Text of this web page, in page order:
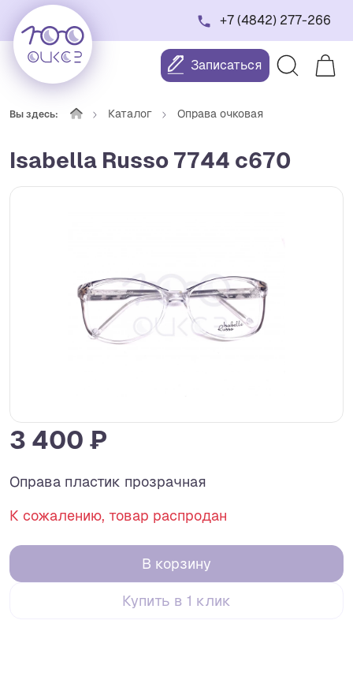
+7 (4842) 277-266
Записаться
Вы здесь: Каталог Оправа очковая
Isabella Russo 7744 с670
3 400 ₽
Оправа пластик прозрачная
К сожалению, товар распродан
В корзину
Купить в 1 клик